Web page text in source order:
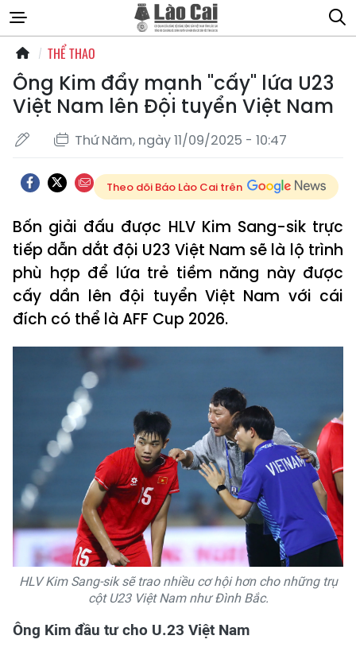
THỂ THAO
Ông Kim đẩy mạnh "cấy" lứa U23
Việt Nam lên Đội tuyển Việt Nam
Thứ Năm, ngày 11/09/2025 - 10:47
Theo dõi Báo Lào Cai trên
Bốn giải đấu được HLV Kim Sang-sik trực
tiếp dẫn dắt đội U23 Việt Nam sẽ là lộ trình
phù hợp để lứa trẻ tiềm năng này được
cấy dần lên đội tuyển Việt Nam với cái
đích có thể là AFF Cup 2026.
HLV Kim Sang-sik sẽ trao nhiều cơ hội hơn cho những trụ
cột U23 Việt Nam như Đình Bắc.
Ông Kim đầu tư cho U.23 Việt Nam